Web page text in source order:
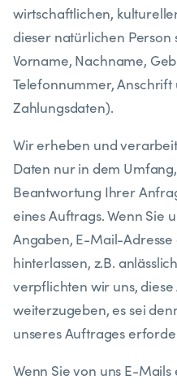
wirtschaftlichen,
dieser natürlichen Person
Vorname, Nachname,
Telefonnummer,
Zahlungsdaten).
​Wir erheben und
Daten nur in dem
Beantwortung Ihrer
eines Auftrags. Wenn Sie
Angaben, E-Mail-
hinterlassen, z.B.
verpflichten wir uns,
weiterzugeben, es sei
unseres Auftrages
Wenn Sie von uns E-